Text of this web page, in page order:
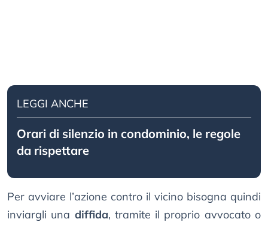
LEGGI ANCHE
Orari di silenzio in condominio, le regole
da rispettare
Per avviare l’azione contro il vicino bisogna quindi
inviargli una diffida, tramite il proprio avvocato o